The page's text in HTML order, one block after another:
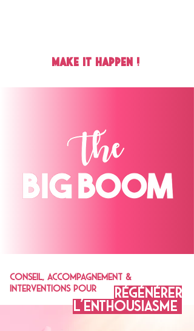
MAKE IT HAPPEN !
CONSEIL, ACCOMPAGNEMENT &
INTERVENTIONS pour
RÉGÉNÉRER
L'ENTHOUSIASMe